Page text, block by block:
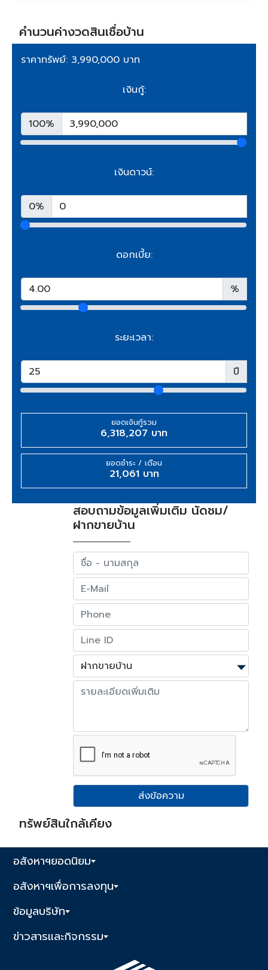
คำนวนค่างวดสินเชื่อบ้าน
ราคาทรัพย์: 3,990,000 บาท
เงินกู้:
100%
เงินดาวน์:
0%
ดอกเบี้ย:
%
ระยะเวลา:
ปี
ยอดเงินกู้รวม
6,318,207 บาท
ยอดชำระ / เดือน
21,061 บาท
สอบถามข้อมูลเพิ่มเติม นัดชม/
ฝากขายบ้าน
ส่งข้อความ
ทรัพย์สินใกล้เคียง
อสังหาฯยอดนิยม
อสังหาฯเพื่อการลงทุน
ข้อมูลบริษัท
ข่าวสารและกิจกรรม